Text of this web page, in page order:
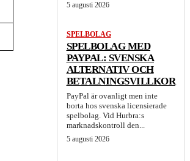
5 augusti 2026
SPELBOLAG
SPELBOLAG MED
PAYPAL: SVENSKA
ALTERNATIV OCH
BETALNINGSVILLKOR
PayPal är ovanligt men inte
borta hos svenska licensierade
spelbolag. Vid Hurbra:s
marknadskontroll den...
5 augusti 2026